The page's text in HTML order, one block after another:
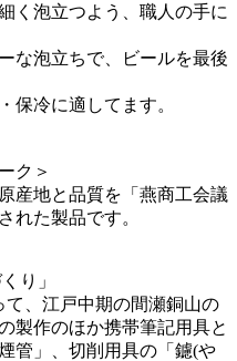
く泡立つよう、職人の手に
な泡立ちで、ビールを最後
保冷に適してます。
ク＞
産地と品質を「燕商工会議
れた製品です。
り」
て、江戸中期の間瀬銅山の
製作のほか携帯筆記用具と
管」、切削用具の「鑢(や